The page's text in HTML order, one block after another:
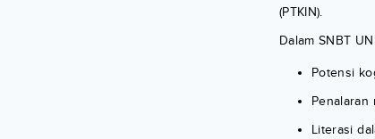
(PTKIN).
Dalam SNBT
Potensi
Penalaran
Literasi